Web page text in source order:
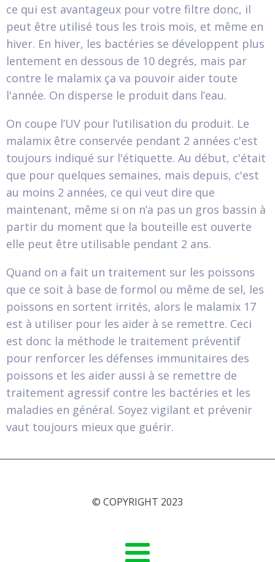
ce qui est avantageux pour votre filtre donc, il
peut être utilisé tous les trois mois, et même en
hiver. En hiver, les bactéries se développent plus
lentement en dessous de 10 degrés, mais par
contre le malamix ça va pouvoir aider toute
l'année. On disperse le produit dans l’eau.
On coupe l’UV pour l’utilisation du produit. Le
malamix être conservée pendant 2 années c'est
toujours indiqué sur l'étiquette. Au début, c'était
que pour quelques semaines, mais depuis, c'est
au moins 2 années, ce qui veut dire que
maintenant, même si on n’a pas un gros bassin à
partir du moment que la bouteille est ouverte
elle peut être utilisable pendant 2 ans.
Quand on a fait un traitement sur les poissons
que ce soit à base de formol ou même de sel, les
poissons en sortent irrités, alors le malamix 17
est à utiliser pour les aider à se remettre. Ceci
est donc la méthode le traitement préventif
pour renforcer les défenses immunitaires des
poissons et les aider aussi à se remettre de
traitement agressif contre les bactéries et les
maladies en général. Soyez vigilant et prévenir
vaut toujours mieux que guérir.
© COPYRIGHT 2023